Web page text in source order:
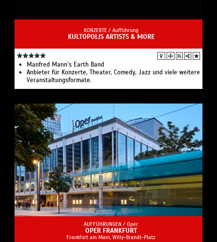
KONZERTE / Aufführung
KULTOPOLIS ARTISTS & MORE
Manfred Mann’s Earth Band
Anbieter für Konzerte, Theater, Comedy, Jazz und viele weitere
Veranstaltungsformate.
AUFFÜHRUNGEN / Oper
OPER FRANKFURT
Frankfurt am Main, Willy-Brandt-Platz